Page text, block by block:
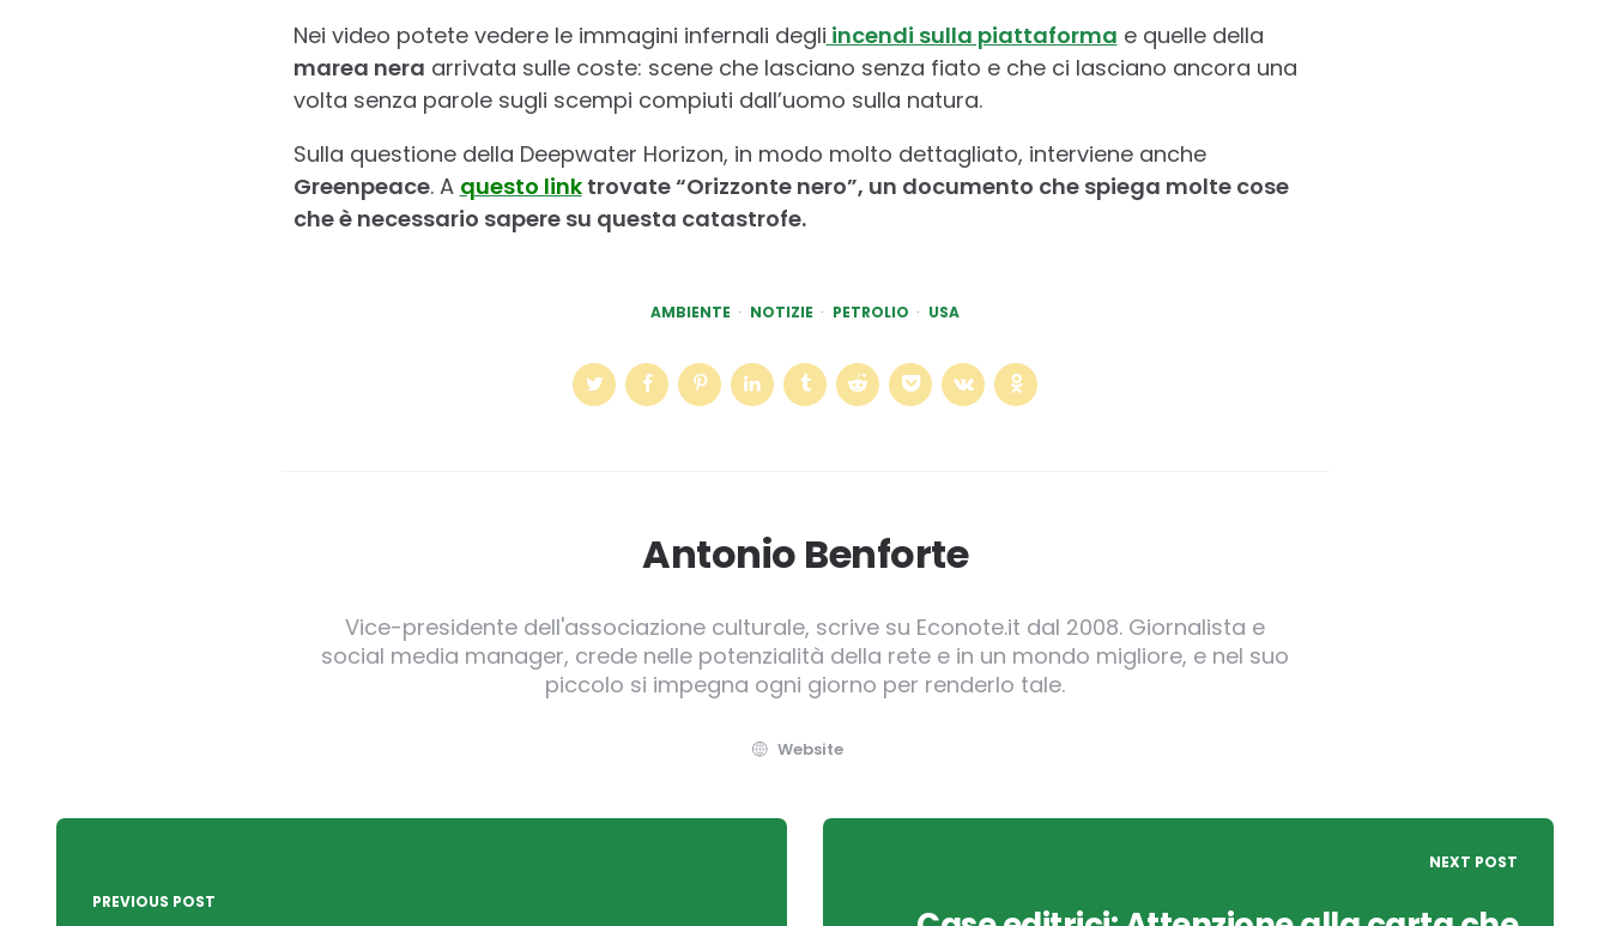
Nei video potete vedere le immagini infernali degli incendi sulla piattaforma e quelle della
marea nera arrivata sulle coste: scene che lasciano senza fiato e che ci lasciano ancora una
volta senza parole sugli scempi compiuti dall’uomo sulla natura.
Sulla questione della Deepwater Horizon, in modo molto dettagliato, interviene anche
Greenpeace. A questo linktrovate “Orizzonte nero”, un documento che spiega molte cose
che è necessario sapere su questa catastrofe.
AMBIENTE NOTIZIE PETROLIO USA
Antonio Benforte
Vice-presidente dell'associazione culturale, scrive su Econote.it dal 2008. Giornalista e
social media manager, crede nelle potenzialità della rete e in un mondo migliore, e nel suo
piccolo si impegna ogni giorno per renderlo tale.
Website
Post
PREVIOUS POST
NEXT POST